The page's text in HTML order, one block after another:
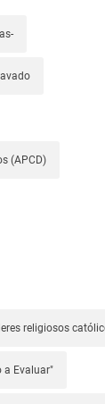
(APCD)
religiosos
a Evaluar"